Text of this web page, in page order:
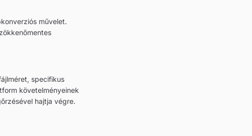
művelet.
specifikus
követelményeinek
hajtja végre.